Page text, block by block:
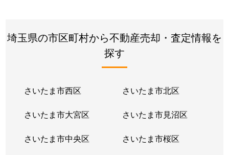
大字堀兼
3,200万円 新狭山
徒歩
3,300万円
大字水野
3,500万円 入曽
大字水野
500万円 入曽
大字水野
1,200万円 入曽
埼玉県の市区町村から不動産売却・査定情報を
探す
さいたま市西区 さいたま市北区
さいたま市大宮区 さいたま市見沼区
さいたま市中央区 さいたま市桜区